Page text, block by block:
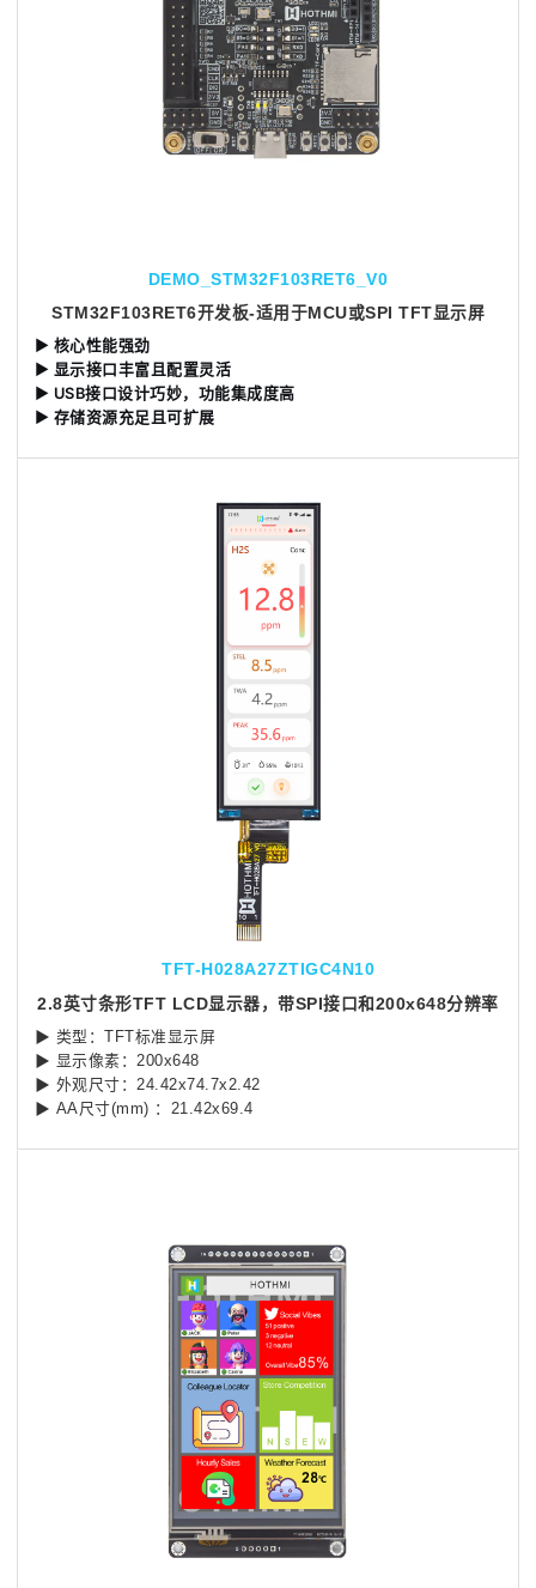
DEMO_STM32F103RET6_V0
STM32F103RET6开发板-适用于MCU或SPI TFT显示屏
▶ 核心性能强劲
▶ 显示接口丰富且配置灵活
▶ USB接口设计巧妙，功能集成度高
▶ 存储资源充足且可扩展
TFT-H028A27ZTIGC4N10
2.8英寸条形TFT LCD显示器，带SPI接口和200x648分辨率
▶ 类型：TFT标准显示屏
▶ 显示像素：200x648
▶ 外观尺寸：24.42x74.7x2.42
▶ AA尺寸(mm) ：21.42x69.4